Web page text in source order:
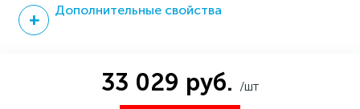
Дополнительные свойства
33 029 руб. /шт